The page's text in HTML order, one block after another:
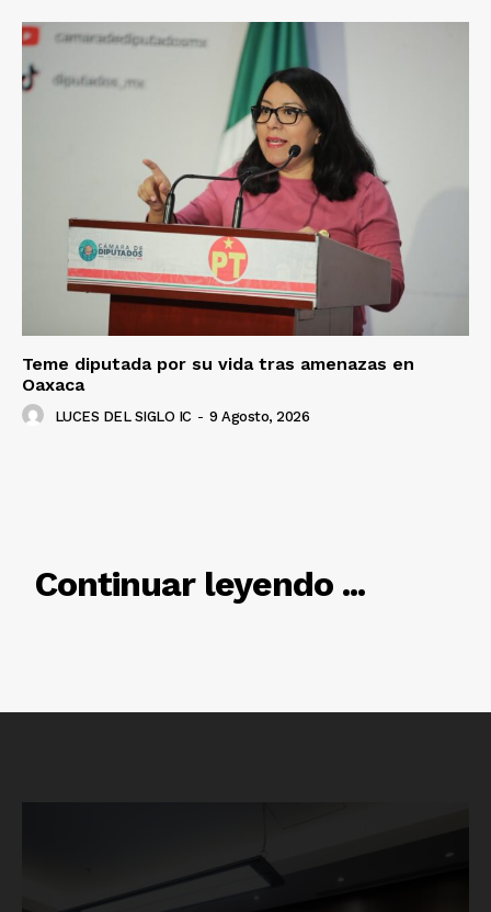
Luces
Teme diputada por su vida tras amenazas en
Oaxaca
LUCES DEL SIGLO IC - 9 Agosto, 2026
Continuar leyendo ...
RELACIONADO